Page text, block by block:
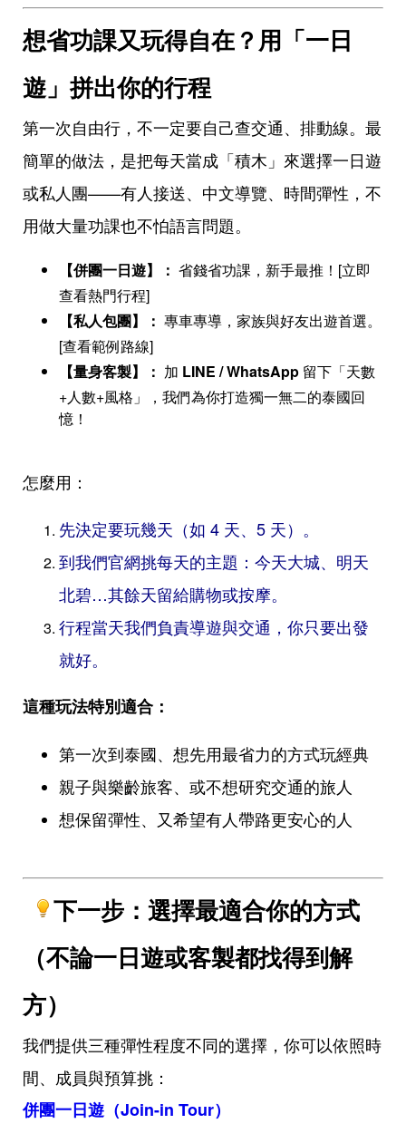
想省功課又玩得自在？用「一日
遊」拼出你的行程
第一次自由行，不一定要自己查交通、排動線。最
簡單的做法，是把每天當成「積木」來選擇一日遊
或私人團——有人接送、中文導覽、時間彈性，不
用做大量功課也不怕語言問題。
【併團一日遊】： 省錢省功課，新手最推！[立即
查看熱門行程]
【私人包團】： 專車專導，家族與好友出遊首選。
[查看範例路線]
【量身客製】： 加 LINE / WhatsApp 留下「天數
+人數+風格」，我們為你打造獨一無二的泰國回
憶！
怎麼用：
先決定要玩幾天（如 4 天、5 天）。
到我們官網挑每天的主題：今天大城、明天
北碧…其餘天留給購物或按摩。
行程當天我們負責導遊與交通，你只要出發
就好。
這種玩法特別適合：
第一次到泰國、想先用最省力的方式玩經典
親子與樂齡旅客、或不想研究交通的旅人
想保留彈性、又希望有人帶路更安心的人
下一步：選擇最適合你的方式
（不論一日遊或客製都找得到解
方）
我們提供三種彈性程度不同的選擇，你可以依照時
間、成員與預算挑：
併團一日遊（Join-in Tour）